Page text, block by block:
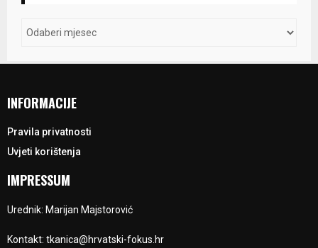
INFORMACIJE
Pravila privatnosti
Uvjeti korištenja
IMPRESSUM
Urednik: Marijan Majstorović
Kontakt: tkanica@hrvatski-fokus.hr